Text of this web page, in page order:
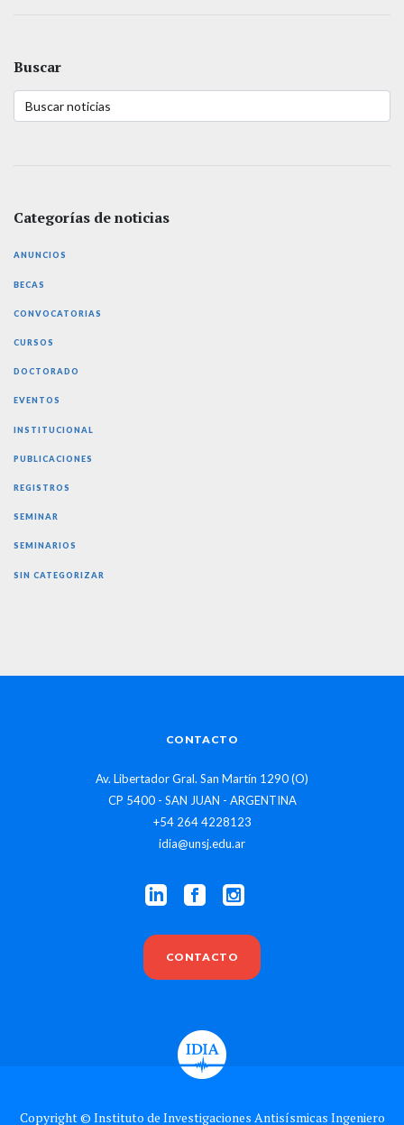
Buscar
Categorías de noticias
ANUNCIOS
BECAS
CONVOCATORIAS
CURSOS
DOCTORADO
EVENTOS
INSTITUCIONAL
PUBLICACIONES
REGISTROS
SEMINAR
SEMINARIOS
SIN CATEGORIZAR
CONTACTO
Av. Libertador Gral. San Martín 1290 (O)
CP 5400 - SAN JUAN - ARGENTINA
+54 264 4228123
idia@unsj.edu.ar
CONTACTO
Copyright © Instituto de Investigaciones Antisísmicas Ingeniero